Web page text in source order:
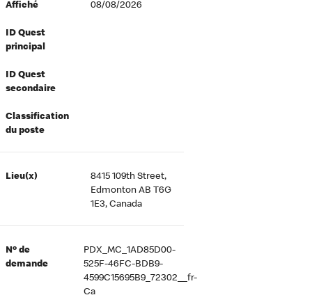
Affiché 08/08/2026
ID Quest
principal
ID Quest
secondaire
Classification
du poste
Lieu(x)
8415 109th Street,
Edmonton AB T6G
1E3, Canada
Nº de
demande
PDX_MC_1AD85D00-
525F-46FC-BDB9-
4599C15695B9_72302__fr-
Ca